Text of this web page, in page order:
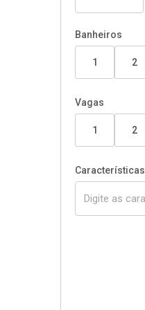
Banheiros
1 2
Vagas
1 2
Características